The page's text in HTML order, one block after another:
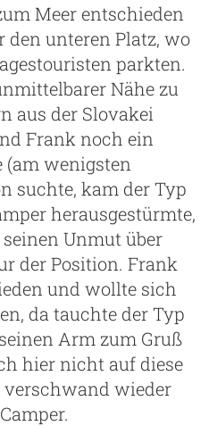
Meer entschieden
unteren Platz, wo
parkten.
Nähe zu
aus der Slovakei
Frank noch ein
wenigsten
suchte, kam der Typ
herausgestürmte,
Unmut über
der Position. Frank
und wollte sich
da tauchte der Typ
Arm zum Gruß
hier nicht auf diese
verschwand wieder